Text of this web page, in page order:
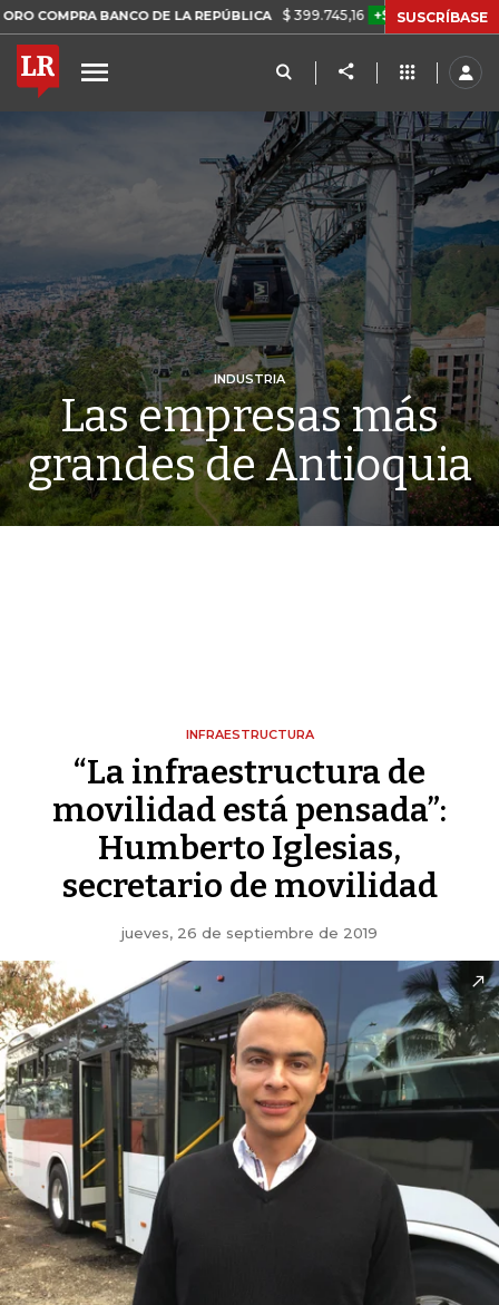
BANCO DE LA REPÚBLICA $ 399.745,16 +$ 2.295,71 +0,58%
SUSCRÍBASE
INDUSTRIA
Las empresas más
grandes de Antioquia
INFRAESTRUCTURA
“La infraestructura de
movilidad está pensada”:
Humberto Iglesias,
secretario de movilidad
jueves, 26 de septiembre de 2019